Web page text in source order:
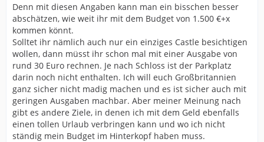
Denn mit diesen Angaben kann man ein bisschen besser
abschätzen, wie weit ihr mit dem Budget von 1.500 €+x
kommen könnt.
Solltet ihr nämlich auch nur ein einziges Castle besichtigen
wollen, dann müsst ihr schon mal mit einer Ausgabe von
rund 30 Euro rechnen. Je nach Schloss ist der Parkplatz
darin noch nicht enthalten. Ich will euch Großbritannien
ganz sicher nicht madig machen und es ist sicher auch mit
geringen Ausgaben machbar. Aber meiner Meinung nach
gibt es andere Ziele, in denen ich mit dem Geld ebenfalls
einen tollen Urlaub verbringen kann und wo ich nicht
ständig mein Budget im Hinterkopf haben muss.